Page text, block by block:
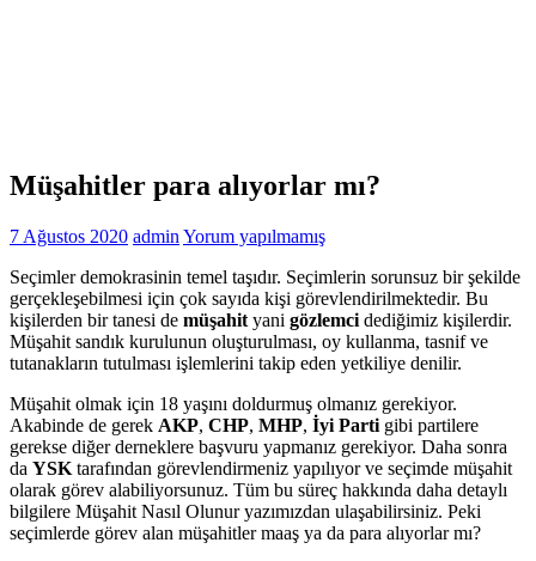
Müşahitler para alıyorlar mı?
7 Ağustos 2020 admin Yorum yapılmamış
Seçimler demokrasinin temel taşıdır. Seçimlerin sorunsuz bir şekilde
gerçekleşebilmesi için çok sayıda kişi görevlendirilmektedir. Bu
kişilerden bir tanesi de müşahit yani gözlemci dediğimiz kişilerdir.
Müşahit sandık kurulunun oluşturulması, oy kullanma, tasnif ve
tutanakların tutulması işlemlerini takip eden yetkiliye denilir.
Müşahit olmak için 18 yaşını doldurmuş olmanız gerekiyor.
Akabinde de gerek AKP, CHP, MHP, İyi Parti gibi partilere
gerekse diğer derneklere başvuru yapmanız gerekiyor. Daha sonra
da YSK tarafından görevlendirmeniz yapılıyor ve seçimde müşahit
olarak görev alabiliyorsunuz. Tüm bu süreç hakkında daha detaylı
bilgilere Müşahit Nasıl Olunur yazımızdan ulaşabilirsiniz. Peki
seçimlerde görev alan müşahitler maaş ya da para alıyorlar mı?